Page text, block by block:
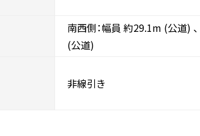
南西側：幅員 約29.1m (公道) 、
(公道)
非線引き